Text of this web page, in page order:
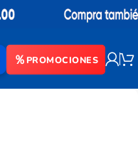
PROMOCIONES